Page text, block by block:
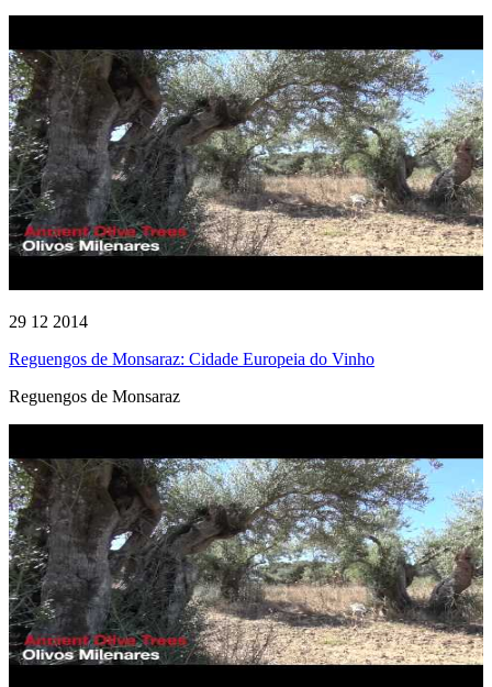
29 12 2014
Reguengos de Monsaraz: Cidade Europeia do Vinho
Reguengos de Monsaraz